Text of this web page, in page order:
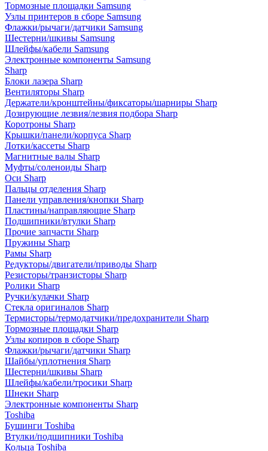
Тормозные площадки Samsung
Узлы принтеров в сборе Samsung
Флажки/рычаги/датчики Samsung
Шестерни/шкивы Samsung
Шлейфы/кабели Samsung
Электронные компоненты Samsung
Sharp
Блоки лазера Sharp
Вентиляторы Sharp
Держатели/кронштейны/фиксаторы/шарниры Sharp
Дозирующие лезвия/лезвия подбора Sharp
Коротроны Sharp
Крышки/панели/корпуса Sharp
Лотки/кассеты Sharp
Магнитные валы Sharp
Муфты/соленоиды Sharp
Оси Sharp
Пальцы отделения Sharp
Панели управления/кнопки Sharp
Пластины/направляющие Sharp
Подшипники/втулки Sharp
Прочие запчасти Sharp
Пружины Sharp
Рамы Sharp
Редукторы/двигатели/приводы Sharp
Резисторы/транзисторы Sharp
Ролики Sharp
Ручки/кулачки Sharp
Стекла оригиналов Sharp
Термисторы/термодатчики/предохранители Sharp
Тормозные площадки Sharp
Узлы копиров в сборе Sharp
Флажки/рычаги/датчики Sharp
Шайбы/уплотнения Sharp
Шестерни/шкивы Sharp
Шлейфы/кабели/тросики Sharp
Шнеки Sharp
Электронные компоненты Sharp
Toshiba
Бушинги Toshiba
Втулки/подшипники Toshiba
Кольца Toshiba